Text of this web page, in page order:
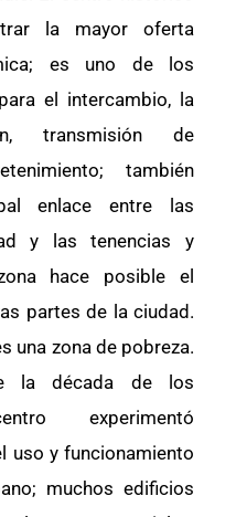
la mayor oferta
es uno de los
el intercambio, la
transmisión de
también
enlace entre las
y las tenencias y
hace posible el
partes de la ciudad.
una zona de pobreza.
la década de los
experimentó
uso y funcionamiento
muchos edificios